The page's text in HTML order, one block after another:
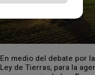
En medio del debate por la
Ley de Tierras, para la